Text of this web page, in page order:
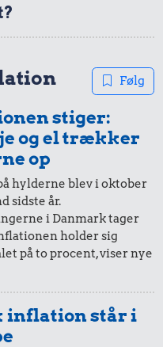
= 102,-
i 2003
= 51,-
= 20,-
i 2003
10,-
Følg
stiger:
og el trækker
op
hylderne blev i oktober
sidste år.
i Danmark tager
holder sig
på to procent, viser nye
inflation står i